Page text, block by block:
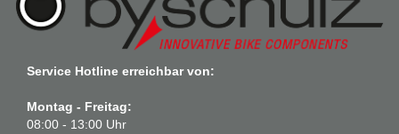
Service Hotline erreichbar von:
Montag - Freitag:
08:00 - 13:00 Uhr